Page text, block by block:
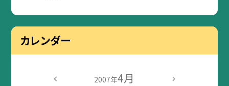
カレンダー
2007年4月